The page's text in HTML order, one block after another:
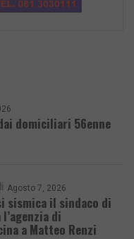
domiciliari 56enne
Agosto 7, 2026
sismica il sindaco di
di
a Matteo Renzi